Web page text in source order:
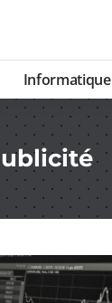
Informatique